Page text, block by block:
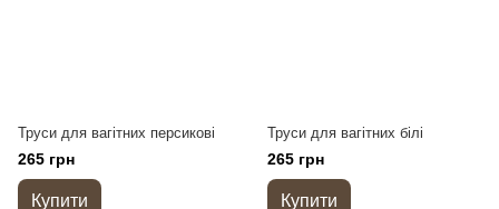
Труси для вагітних персикові
265 грн
Купити
Труси для вагітних білі
265 грн
Купити